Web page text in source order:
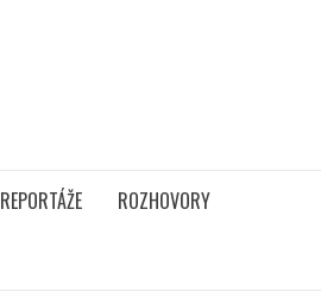
REPORTÁŽE ROZHOVORY